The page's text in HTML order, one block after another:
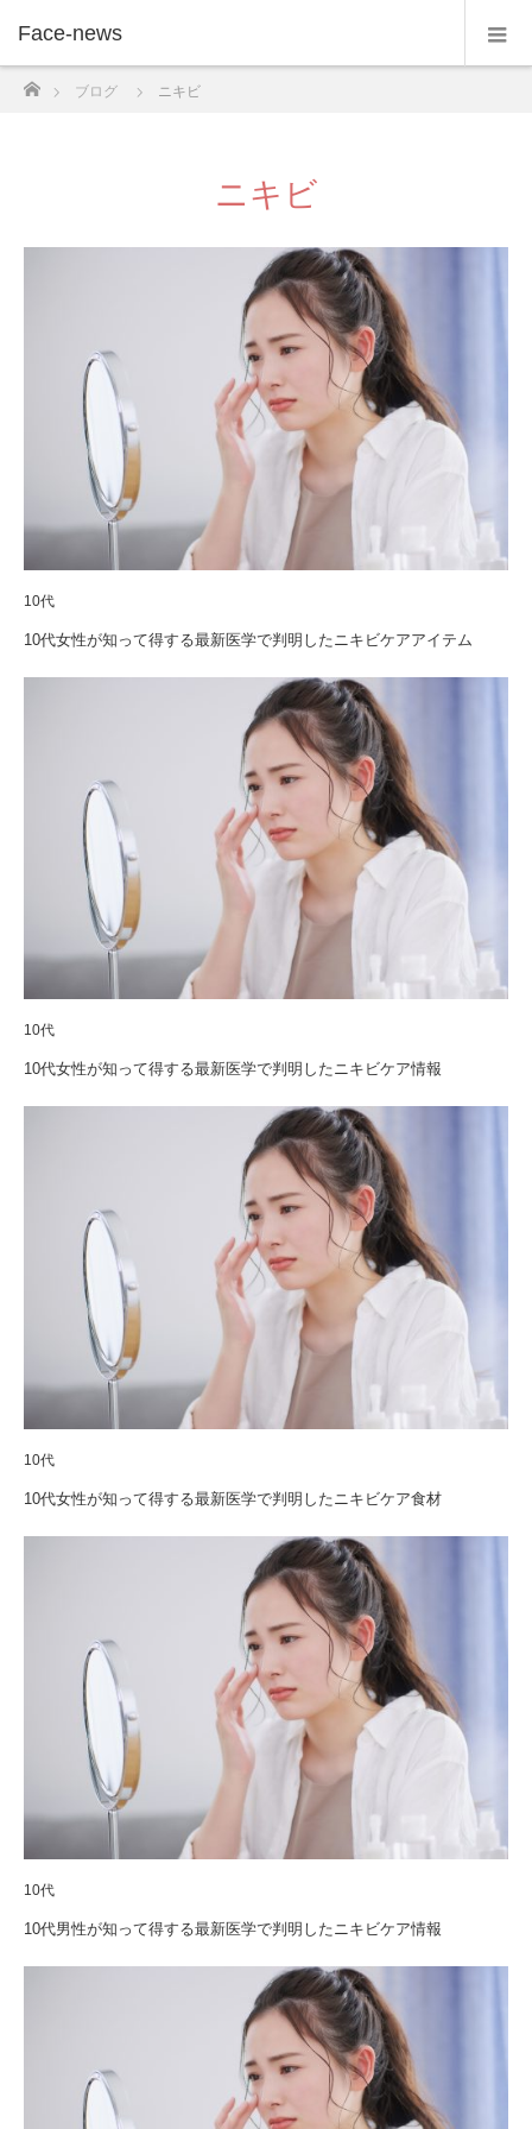
Face-news
ブログ ニキビ
ニキビ
10代
10代女性が知って得する最新医学で判明したニキビケアアイテム
10代
10代女性が知って得する最新医学で判明したニキビケア情報
10代
10代女性が知って得する最新医学で判明したニキビケア食材
10代
10代男性が知って得する最新医学で判明したニキビケア情報